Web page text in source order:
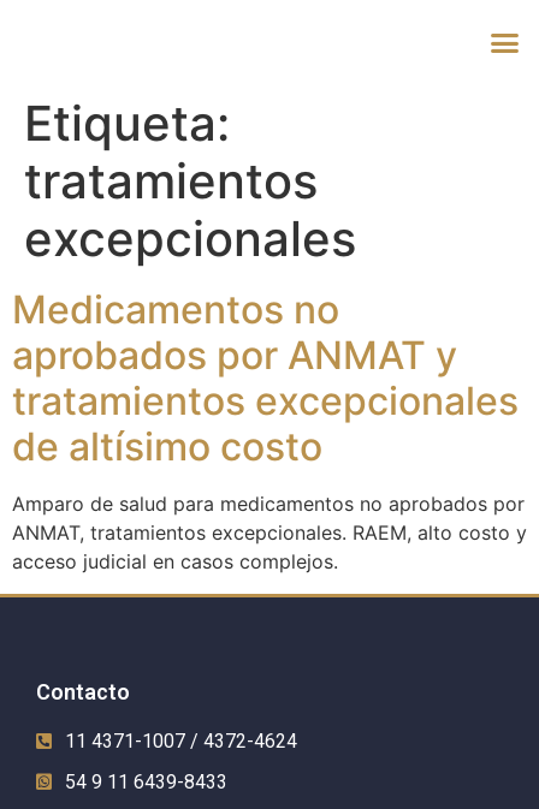
Etiqueta:
tratamientos
excepcionales
Medicamentos no
aprobados por ANMAT y
tratamientos excepcionales
de altísimo costo
Amparo de salud para medicamentos no aprobados por
ANMAT, tratamientos excepcionales. RAEM, alto costo y
acceso judicial en casos complejos.
Contacto
11 4371-1007 / 4372-4624
54 9 11 6439-8433